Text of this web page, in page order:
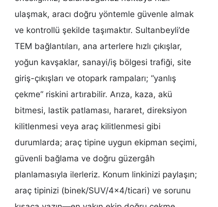
ulaşmak, aracı doğru yöntemle güvenle almak
ve kontrollü şekilde taşımaktır. Sultanbeyli’de
TEM bağlantıları, ana arterlere hızlı çıkışlar,
yoğun kavşaklar, sanayi/iş bölgesi trafiği, site
giriş-çıkışları ve otopark rampaları; “yanlış
çekme” riskini artırabilir. Arıza, kaza, akü
bitmesi, lastik patlaması, hararet, direksiyon
kilitlenmesi veya araç kilitlenmesi gibi
durumlarda; araç tipine uygun ekipman seçimi,
güvenli bağlama ve doğru güzergâh
planlamasıyla ilerleriz. Konum linkinizi paylaşın;
araç tipinizi (binek/SUV/4×4/ticari) ve sorunu